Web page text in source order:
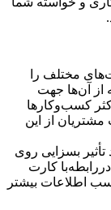
مختلف را
از آن‌ها جهت
کسب‌وکارها
از این
بسزایی روی
کارت
اطلاعات بیشتر